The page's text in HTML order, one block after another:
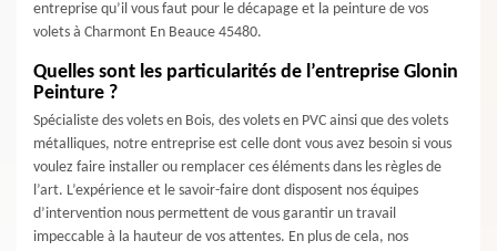
entreprise qu’il vous faut pour le décapage et la peinture de vos
volets à Charmont En Beauce 45480.
Quelles sont les particularités de l’entreprise Glonin
Peinture ?
Spécialiste des volets en Bois, des volets en PVC ainsi que des volets
métalliques, notre entreprise est celle dont vous avez besoin si vous
voulez faire installer ou remplacer ces éléments dans les règles de
l’art. L’expérience et le savoir-faire dont disposent nos équipes
d’intervention nous permettent de vous garantir un travail
impeccable à la hauteur de vos attentes. En plus de cela, nos